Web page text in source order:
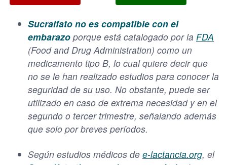
Sucralfato no es compatible con el
embarazo porque está catalogado por la FDA
(Food and Drug Administration) como un
medicamento tipo B, lo cual quiere decir que
no se le han realizado estudios para conocer la
seguridad de su uso. No obstante, puede ser
utilizado en caso de extrema necesidad y en el
segundo o tercer trimestre, señalando además
que solo por breves períodos.
Según estudios médicos de e-lactancia.org, el